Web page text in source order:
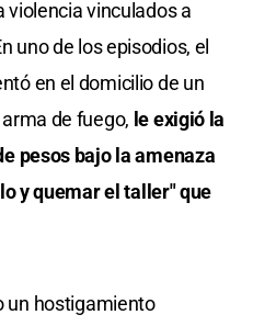
violencia vinculados a
uno de los episodios, el
en el domicilio de un
de fuego, le exigió la
pesos bajo la amenaza
y quemar el taller" que
un hostigamiento